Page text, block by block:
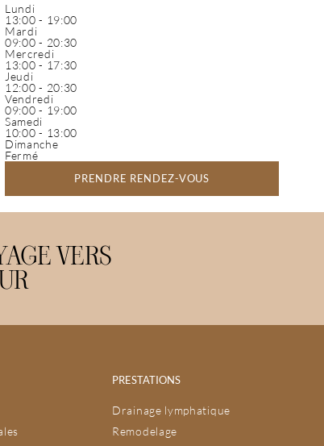
Lundi
13:00 - 19:00
Mardi
09:00 - 20:30
Mercredi
13:00 - 17:30
Jeudi
12:00 - 20:30
Vendredi
09:00 - 19:00
Samedi
10:00 - 13:00
Dimanche
Fermé
PRENDRE RENDEZ-VOUS
VERS
PRESTATIONS
Drainage lymphatique
Remodelage